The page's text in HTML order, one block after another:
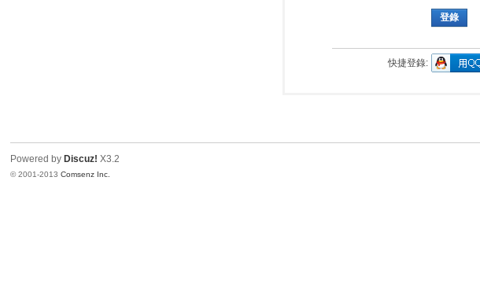
登錄
快捷登錄:
Powered by Discuz! X3.2
© 2001-2013Comsenz Inc.